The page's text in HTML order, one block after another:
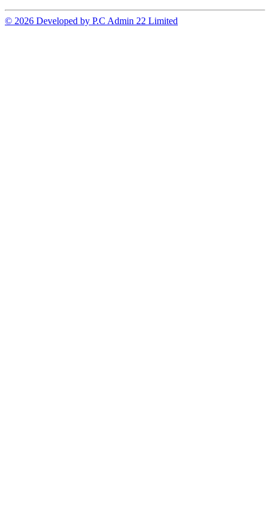
© 2026 Developed by P.C Admin 22 Limited